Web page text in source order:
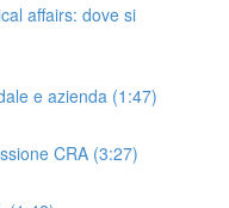
affairs: dove si
e azienda (1:47)
CRA (3:27)